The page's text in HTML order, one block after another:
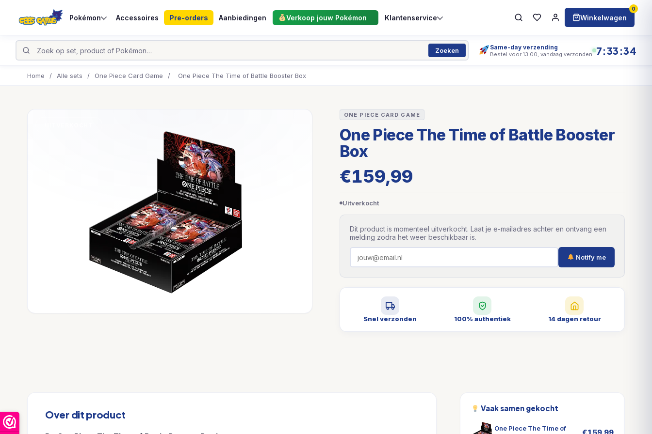
Pokémon Accessoires Pre-orders Aanbiedingen Verkoop jouw Pokémon Klantenservice Winkelwagen
0
Zoeken Same-day verzending
Bestel voor 13:00, vandaag verzonden 7:33:34
Home / Alle sets / One Piece Card Game / One Piece The Time of Battle Booster Box
ONE PIECE CARD GAME
One Piece The Time of Battle Booster
Box
€159,99
Uitverkocht
Dit product is momenteel uitverkocht. Laat je e-mailadres achter en ontvang een
melding zodra het weer beschikbaar is.
Notify me
Snel verzonden 100% authentiek 14 dagen retour
Over dit product
Vaak samen gekocht
One Piece The Time of